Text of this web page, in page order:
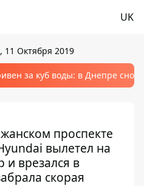
UK
11 Октября 2019
за куб воды: в Днепре
проспекте
вылетел на
и врезался в
скорая